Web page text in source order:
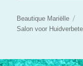
Beautique Mariëlle
Salon voor